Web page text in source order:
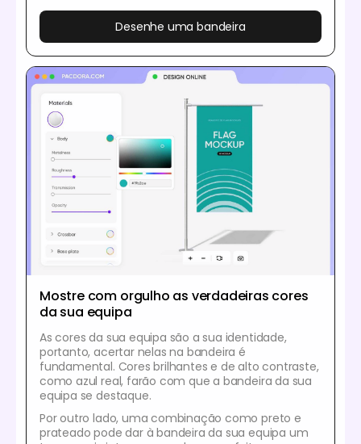
Desenhe uma bandeira
Mostre com orgulho as verdadeiras cores
da sua equipa
As cores da sua equipa são a sua identidade,
portanto, acertar nelas na bandeira é
fundamental. Cores brilhantes e de alto contraste,
como azul real, farão com que a bandeira da sua
equipa se destaque.
Por outro lado, uma combinação como preto e
prateado pode dar à bandeira da sua equipa um